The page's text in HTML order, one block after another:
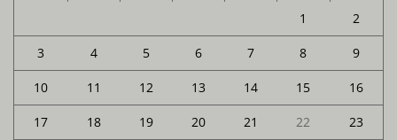
1 2
3 4 5 6 7 8 9
10 11 12 13 14 15 16
17 18 19 20 21 22 23